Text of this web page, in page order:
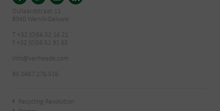
Dullaardstraat 11
8940 Wervik-Geluwe
T +32 (0)56 52 16 21
F +32 (0)56 51 91 63
info@vanheede.com
BE 0467.276.516
Recycling Revolution